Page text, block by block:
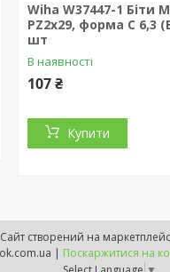
Wiha W37447-1 Біти
PZ2x29, форма С 6,3
шт
В наявності
107 ₴
Купити
Сайт створений на
Інтернет-магазин molotook.com.ua | Поскаржитися на